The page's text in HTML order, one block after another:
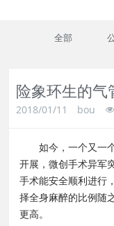
全部
险象环生的气
2018/01/11 bou
如今，一个又一
开展，微创手术异军
手术能安全顺利进行
择全身麻醉的比例随
更高。